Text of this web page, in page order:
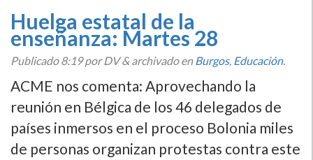
Huelga estatal de la
enseñanza: Martes 28
Publicado8:19por DV&archivado enBurgos, Educación.
ACME nos comenta: Aprovechando la
reunión en Bélgica de los 46 delegados de
paí­ses inmersos en el proceso Bolonia miles
de personas organizan protestas contra este